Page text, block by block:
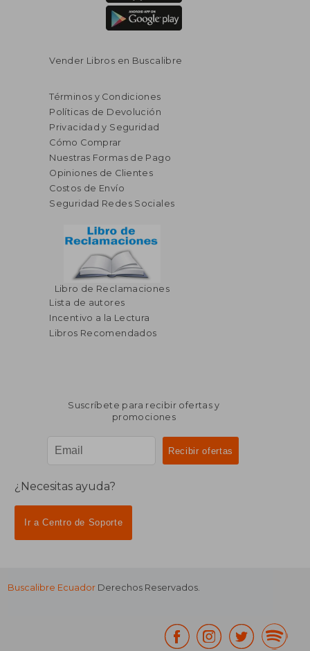
Vender Libros en Buscalibre
Términos y Condiciones
Políticas de Devolución
Privacidad y Seguridad
Cómo Comprar
Nuestras Formas de Pago
Opiniones de Clientes
Costos de Envío
Seguridad Redes Sociales
Libro de Reclamaciones
Lista de autores
Incentivo a la Lectura
Libros Recomendados
Suscríbete para recibir ofertas y
promociones
¿Necesitas ayuda?
Ir a Centro de Soporte
Buscalibre Ecuador Derechos Reservados.